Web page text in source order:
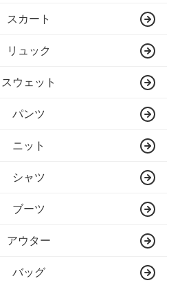
スカート
リュック
スウェット
パンツ
ニット
シャツ
ブーツ
アウター
バッグ